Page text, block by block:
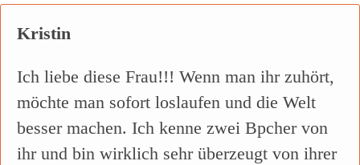
Kristin
Ich liebe diese Frau!!! Wenn man ihr zuhört,
möchte man sofort loslaufen und die Welt
besser machen. Ich kenne zwei Bpcher von
ihr und bin wirklich sehr überzeugt von ihrer